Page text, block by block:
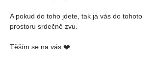
A pokud do toho jdete, tak já vás do tohoto
prostoru srdečně zvu.
Těším se na vás ❤️